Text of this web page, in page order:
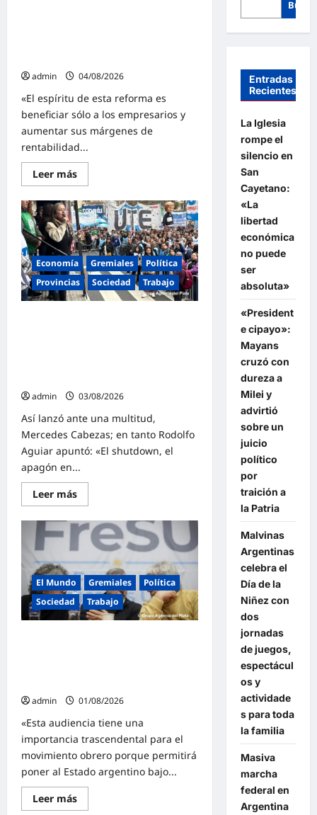
admin
04/08/2026
«El espíritu de esta reforma es
beneficiar sólo a los empresarios y
aumentar sus márgenes de
rentabilidad...
Leer másLee
más
El
FreSU
denunció
al
gobierno
de
Milei
ante
la
CIDH
por
sindicales
Economía Gremiales
Política
Provincias
Sociedad Trabajo
admin
03/08/2026
Así lanzó ante una multitud,
Mercedes Cabezas; en tanto Rodolfo
Aguiar apuntó: «El shutdown, el
apagón en...
Leer másLee
más
«Fuimos
hasta
puerta
del
Ministerio
de
Economía,
a
decirle
a
pibas
pueden
seguir
yendo
a
la
escuela
con
hambre»
El Mundo Gremiales
Política
Sociedad
Trabajo
admin
01/08/2026
«Esta audiencia tiene una
importancia trascendental para el
movimiento obrero porque permitirá
poner al Estado argentino bajo...
Leer másLee
más
Entradas
Recientes
La Iglesia
rompe el
silencio en
San
Cayetano:
«La
libertad
económica
no puede
ser
absoluta»
«President
e cipayo»:
Mayans
cruzó con
dureza a
Milei y
advirtió
sobre un
juicio
político
por
traición a
la Patria
Malvinas
Argentinas
celebra el
Día de la
Niñez con
dos
jornadas
de juegos,
espectácul
os y
actividade
s para toda
la familia
Masiva
marcha
federal en
Argentina